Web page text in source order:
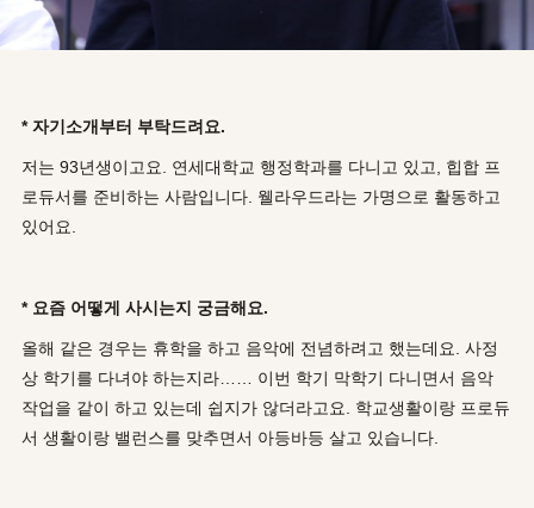
* 자기소개부터 부탁드려요.
저는 93년생이고요. 연세대학교 행정학과를 다니고 있고, 힙합 프
로듀서를 준비하는 사람입니다. 웰라우드라는 가명으로 활동하고
있어요.
* 요즘 어떻게 사시는지 궁금해요.
올해 같은 경우는 휴학을 하고 음악에 전념하려고 했는데요. 사정
상 학기를 다녀야 하는지라…… 이번 학기 막학기 다니면서 음악
작업을 같이 하고 있는데 쉽지가 않더라고요. 학교생활이랑 프로듀
서 생활이랑 밸런스를 맞추면서 아등바등 살고 있습니다.